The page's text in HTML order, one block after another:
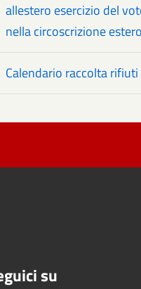
allestero esercizio del
nella circoscrizione estero
Calendario raccolta
su